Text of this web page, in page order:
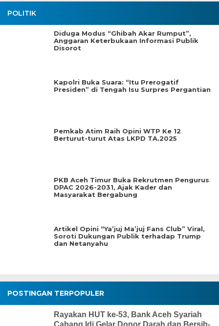
POLITIK
Diduga Modus “Ghibah Akar Rumput”,
Anggaran Keterbukaan Informasi Publik
Disorot
Kapolri Buka Suara: “Itu Prerogatif
Presiden” di Tengah Isu Surpres Pergantian
Pemkab Atim Raih Opini WTP Ke 12
Berturut-turut Atas LKPD TA.2025
PKB Aceh Timur Buka Rekrutmen Pengurus
DPAC 2026-2031, Ajak Kader dan
Masyarakat Bergabung
Artikel Opini “Ya’juj Ma’juj Fans Club” Viral,
Soroti Dukungan Publik terhadap Trump
dan Netanyahu
POSTINGAN TERPOPULER
Rayakan HUT ke-53, Bank Aceh Syariah
Cabang Idi Gelar Donor Darah dan Bersih-